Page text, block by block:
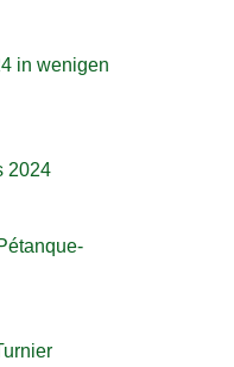
in wenigen
2024